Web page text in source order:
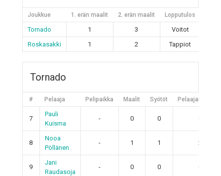
Joukkue 1. erän maalit 2. erän maalit Lopputulos
Tornado 1 3
Voitot
Roskasakki
1 2 Tappiot
Tornado
# Pelaaja Pelipaikka Maalit Syötöt Pelaajan
7
Pauli
Kuisma
- 0 0 0
8
Nooa
Pöllänen
- 1 1 2
9
Jani
Raudasoja
- 0 0 0